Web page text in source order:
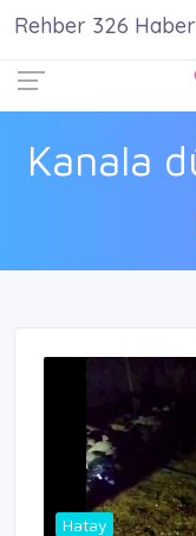
Kanala
Rehber 326 Haber
Hatay